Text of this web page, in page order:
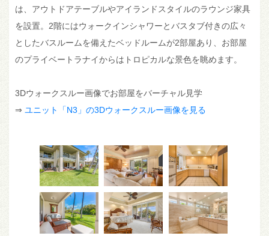
は、アウトドアテーブルやアイランドスタイルのラウンジ家具
を設置。2階にはウォークインシャワーとバスタブ付きの広々
としたバスルームを備えたベッドルームが2部屋あり、お部屋
のプライベートラナイからはトロピカルな景色を眺めます。
3Dウォークスルー画像でお部屋をバーチャル見学
⇒ ユニット「N3」の3Dウォークスルー画像を見る